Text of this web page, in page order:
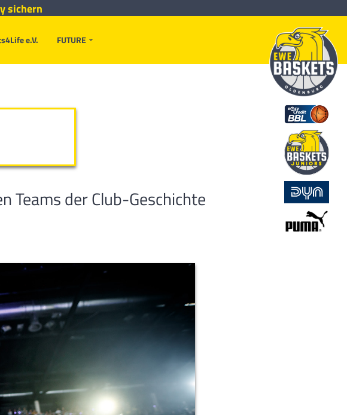
e.V. FUTURE
sichern
Teams der Club-Geschichte